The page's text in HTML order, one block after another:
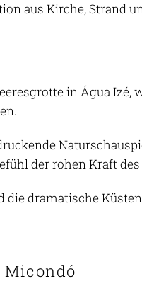
aus Kirche, Strand
in Água
der rohen Kraft
die dramatische
Micondó